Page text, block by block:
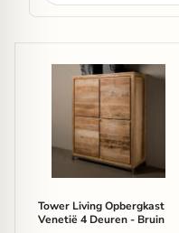
Tower
Opbergkast
Venetië
Deuren
Tower Living Opbergkast
Venetië 4 Deuren - Bruin